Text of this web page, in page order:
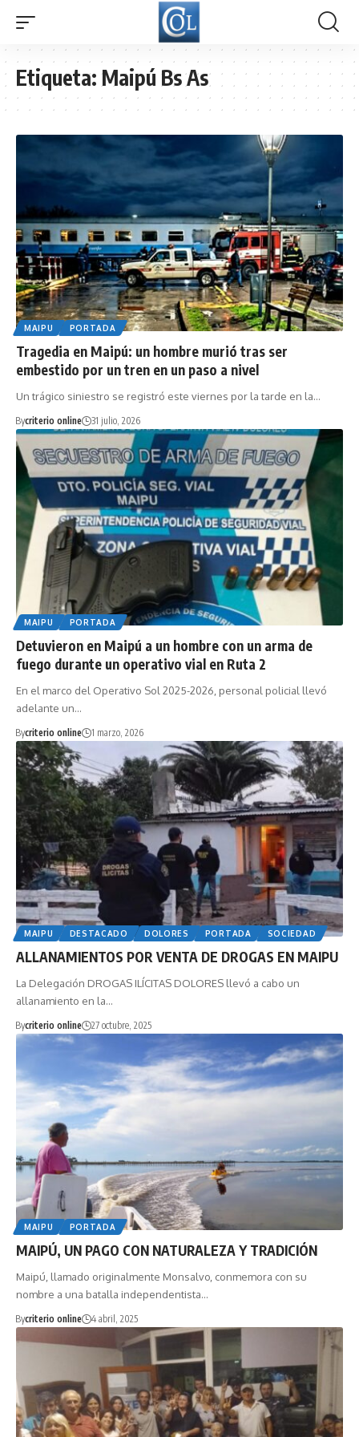
Etiqueta:Maipú Bs As
MAIPU PORTADA
Tragedia en Maipú: un hombre murió tras ser
embestido por un tren en un paso a nivel
Un trágico siniestro se registró este viernes por la tarde en la…
Bycriterio online 31 julio, 2026
MAIPU PORTADA
Detuvieron en Maipú a un hombre con un arma de
fuego durante un operativo vial en Ruta 2
En el marco del Operativo Sol 2025-2026, personal policial llevó
adelante un…
Bycriterio online 1 marzo, 2026
MAIPU DESTACADO DOLORES PORTADA SOCIEDAD
ALLANAMIENTOS POR VENTA DE DROGAS EN MAIPU
La Delegación DROGAS ILÍCITAS DOLORES llevó a cabo un
allanamiento en la…
Bycriterio online 27 octubre, 2025
MAIPU PORTADA
MAIPÚ, UN PAGO CON NATURALEZA Y TRADICIÓN
Maipú, llamado originalmente Monsalvo, conmemora con su
nombre a una batalla independentista…
Bycriterio online 4 abril, 2025